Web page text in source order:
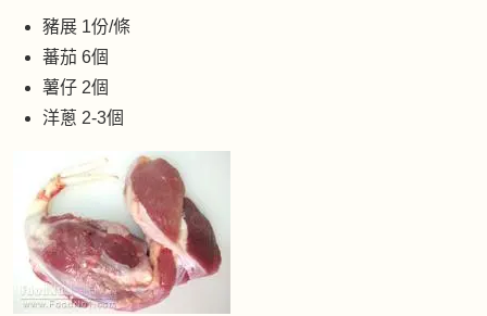
豬展 1份/條
蕃茄 6個
薯仔 2個
洋蔥 2-3個